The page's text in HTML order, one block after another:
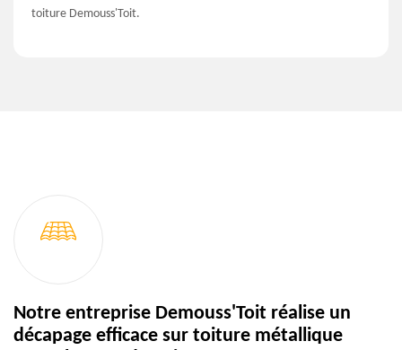
toiture Demouss'Toit.
Notre entreprise Demouss'Toit réalise un
décapage efficace sur toiture métallique